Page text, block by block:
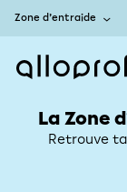
Zone d’entraide
La Zone
Retrouve